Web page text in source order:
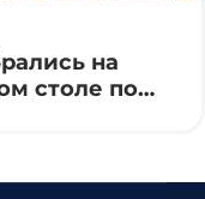
на
столе под